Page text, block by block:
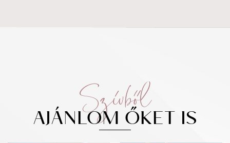
Szívből
AJÁNLOM ŐKET IS